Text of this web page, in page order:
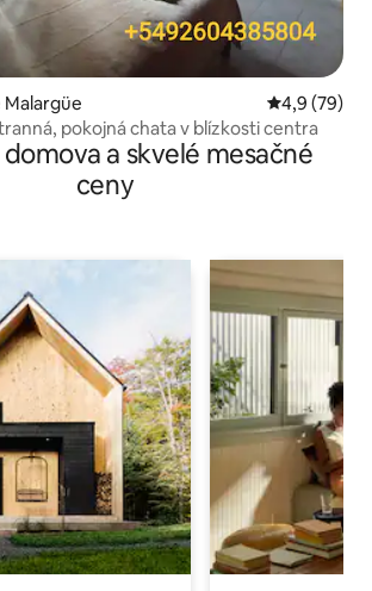
Malargüe Priemerné
4,9 (79)
pokojná chata v blízkosti centra
a skvelé mesačné
ceny